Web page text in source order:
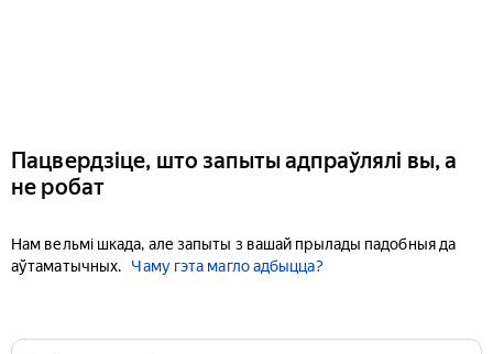
Пацвердзіце, што запыты адпраўлялі вы, а
не робат
Нам вельмі шкада, але запыты з вашай прылады падобныя да
аўтаматычных.
Чаму гэта магло адбыцца?